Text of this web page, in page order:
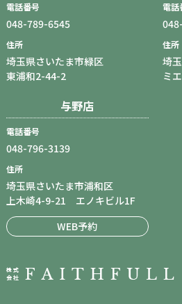
電話番号
048-789-6545
住所
埼玉県さいたま市緑区
東浦和2-44-2
電話
住所
埼
ミ
与野店
電話番号
048-796-3139
住所
埼玉県さいたま市浦和区
上木崎4-9-21 エノキビル1F
WEB予約